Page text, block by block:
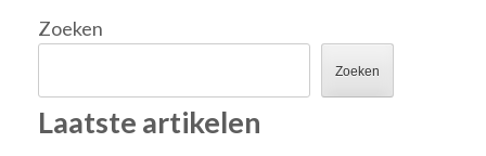
Zoeken
Zoeken
Laatste artikelen